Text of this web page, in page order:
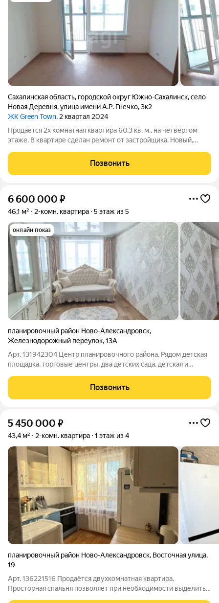
Сахалинская область, городской округ Южно-Сахалинск,село
Новая Деревня,улица имени А.Р. Гнечко,3к2
ЖК Green Town, 2 квартал 2024
Продаётся 2х комнатная квартира 60,3 кв. м., на четвёртом
этаже. В квартире сделан ремонт от застройщика. Новый,
по улице им. А. Р. Гнечко. Автобусная остановка, магазины,
школа, д/сад в
Позвонить
6 600 000 ₽
46,1 м² 2-комн. квартира 5 этаж из 5
онлайн показ
планировочный район Ново-Александровск,
Железнодорожный переулок,13А
Арт. 131942304 Центр планировочного района. Рядом детская
площадка, торговые центры, два детских сада, детская и
Чистый воздух. Недалеко река и лес можно выйти пройтись
вечером. Для
Позвонить
5 450 000 ₽
43,4 м² 2-комн. квартира 1 этаж из 4
планировочный район Ново-Александровск, Восточная улица,
19
Арт. 136221516 Продаётся двухкомнатная квартира.
Просторная спальня позволяет при необходимости выделить